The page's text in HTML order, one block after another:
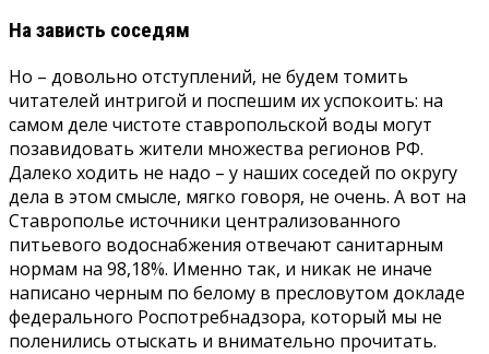
На зависть соседям
Но – довольно отступлений, не будем томить
читателей интригой и поспешим их успокоить: на
самом деле чистоте ставропольской воды могут
позавидовать жители множества регионов РФ.
Далеко ходить не надо – у наших соседей по округу
дела в этом смысле, мягко говоря, не очень. А вот на
Ставрополье источники централизованного
питьевого водоснабжения отвечают санитарным
нормам на 98,18%. Именно так, и никак не иначе
написано черным по белому в пресловутом докладе
федерального Роспотребнадзора, который мы не
поленились отыскать и внимательно прочитать.